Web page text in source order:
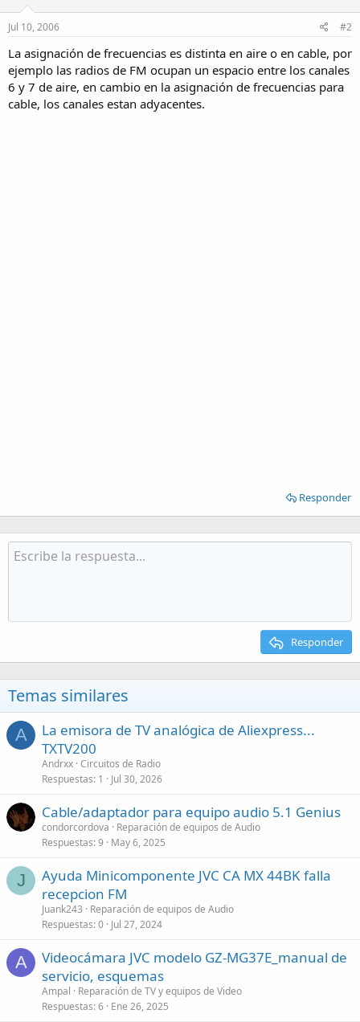
Jul 10, 2006 #2
La asignación de frecuencias es distinta en aire o en cable, por
ejemplo las radios de FM ocupan un espacio entre los canales
6 y 7 de aire, en cambio en la asignación de frecuencias para
cable, los canales estan adyacentes.
Responder
Responder
Temas similares
A
La emisora de TV analógica de Aliexpress...
TXTV200
Andrxx Circuitos de Radio
Respuestas 1 Jul 30, 2026
Cable/adaptador para equipo audio 5.1 Genius
condorcordova
Reparación de equipos de Audio
Respuestas 9 May 6, 2025
J
Ayuda Minicomponente JVC CA MX 44BK falla
recepcion FM
Juank243
Reparación de equipos de Audio
Respuestas 0 Jul 27, 2024
A
Videocámara JVC modelo GZ-MG37E_manual de
servicio, esquemas
Ampal
Reparación de TV y equipos de Video
Respuestas 6 Ene 26, 2025